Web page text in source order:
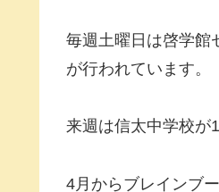
毎週土曜日は啓学館
が行われています。
来週は信太中学校が
4月からブレインブ